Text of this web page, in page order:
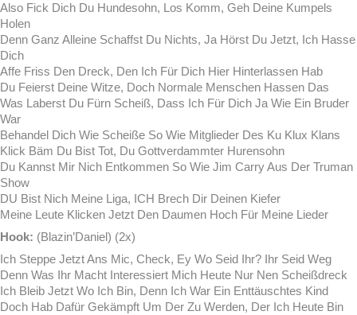
Also Fick Dich Du Hundesohn, Los Komm, Geh Deine Kumpels
Holen
Denn Ganz Alleine Schaffst Du Nichts, Ja Hörst Du Jetzt, Ich Hasse
Dich
Affe Friss Den Dreck, Den Ich Für Dich Hier Hinterlassen Hab
Du Feierst Deine Witze, Doch Normale Menschen Hassen Das
Was Laberst Du Fürn Scheiß, Dass Ich Für Dich Ja Wie Ein Bruder
War
Behandel Dich Wie Scheiße So Wie Mitglieder Des Ku Klux Klans
Klick Bäm Du Bist Tot, Du Gottverdammter Hurensohn
Du Kannst Mir Nich Entkommen So Wie Jim Carry Aus Der Truman
Show
DU Bist Nich Meine Liga, ICH Brech Dir Deinen Kiefer
Meine Leute Klicken Jetzt Den Daumen Hoch Für Meine Lieder
Hook: (Blazin’Daniel) (2x)
Ich Steppe Jetzt Ans Mic, Check, Ey Wo Seid Ihr? Ihr Seid Weg
Denn Was Ihr Macht Interessiert Mich Heute Nur Nen Scheißdreck
Ich Bleib Jetzt Wo Ich Bin, Denn Ich War Ein Enttäuschtes Kind
Doch Hab Dafür Gekämpft Um Der Zu Werden, Der Ich Heute Bin